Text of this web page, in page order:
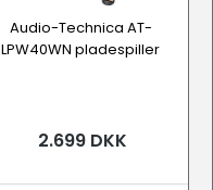
Audio-Technica AT-
LPW40WN pladespiller
2.699 DKK